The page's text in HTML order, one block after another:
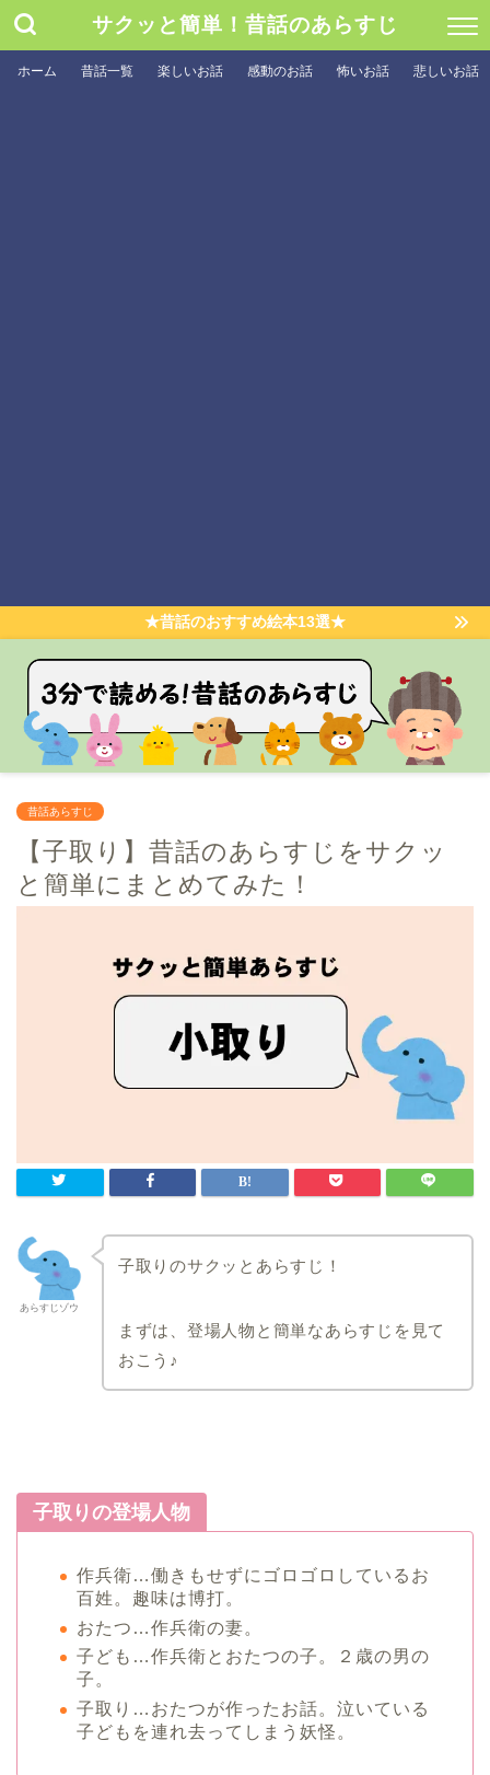
サクッと簡単！昔話のあらすじ
ホーム 昔話一覧 楽しいお話 感動のお話 怖いお話 悲しいお話
★昔話のおすすめ絵本13選★
昔話あらすじ
【子取り】昔話のあらすじをサクッ
と簡単にまとめてみた！
あらすじゾウ
子取りのサクッとあらすじ！
まずは、登場人物と簡単なあらすじを見て
おこう♪
子取りの登場人物
作兵衛…働きもせずにゴロゴロしているお
百姓。趣味は博打。
おたつ…作兵衛の妻。
子ども…作兵衛とおたつの子。２歳の男の
子。
子取り…おたつが作ったお話。泣いている
子どもを連れ去ってしまう妖怪。